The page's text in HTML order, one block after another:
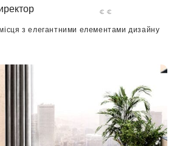
€ €
місця з елегантними елементами дизайну